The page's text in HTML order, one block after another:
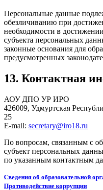
Персональные данные
обезличиванию при
необходимости в
субъекта персональных
законные основания для
предусмотренных
13. Контактная
АОУ ДПО УР ИРО
426009, Удмуртская
25
E-mail: secretary@iro18.ru
По вопросам, связанным с
субъект персональных
по указанным контактным
Сведения об образовательной
Противодействие коррупции